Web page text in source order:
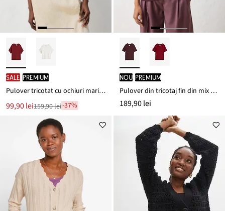
SALE PREMIUM
Pulover tricotat cu ochiuri mari din mix lejer de in
Noul
preț
99,90 lei
Reducere
159,90 lei
159,90 lei-37%
nou PREMIUM
Pulover din tricotaj fin din mix moale cu lână
189,90 lei